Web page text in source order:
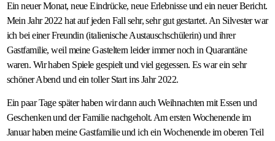
Ein neuer Monat, neue Eindrücke, neue Erlebnisse und ein neuer Bericht.
Mein Jahr 2022 hat auf jeden Fall sehr, sehr gut gestartet. An Silvester war
ich bei einer Freundin (italienische Austauschschülerin) und ihrer
Gastfamilie, weil meine Gasteltern leider immer noch in Quarantäne
waren. Wir haben Spiele gespielt und viel gegessen. Es war ein sehr
schöner Abend und ein toller Start ins Jahr 2022.
Ein paar Tage später haben wir dann auch Weihnachten mit Essen und
Geschenken und der Familie nachgeholt. Am ersten Wochenende im
Januar haben meine Gastfamilie und ich ein Wochenende im oberen Teil